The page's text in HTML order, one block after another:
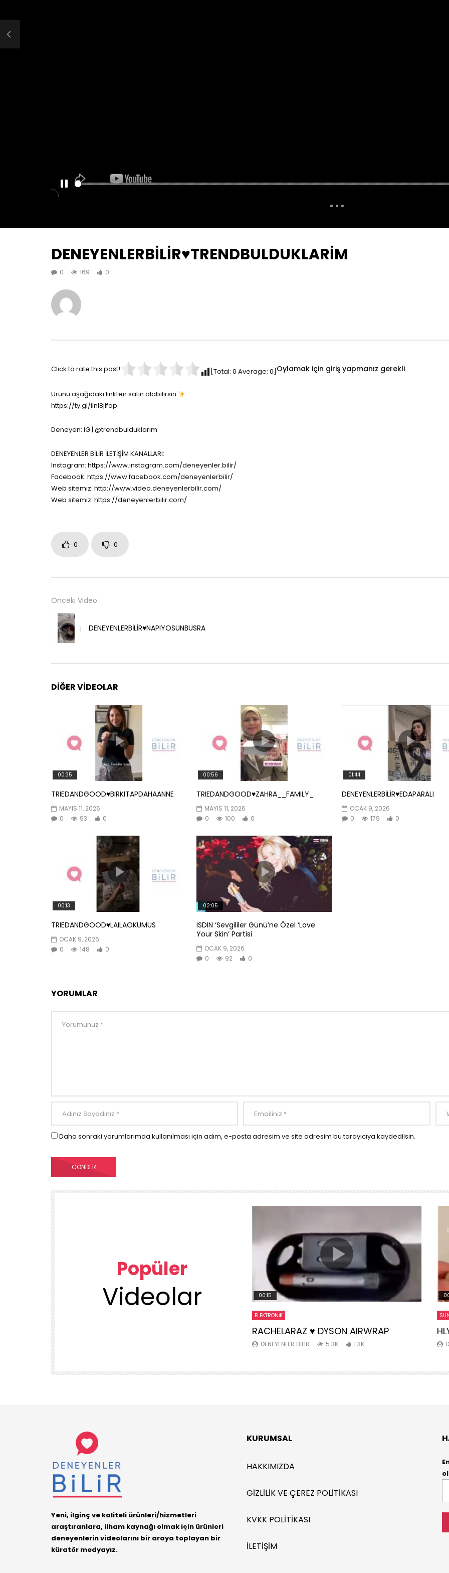
DENEYENLERBİLİR♥️TRENDBULDUKLARİM
0 169 0
Click to rate this post! [Total: 0 Average: 0 Oylamak için giriş yapmanız gerekli
Ürünü aşağıdaki linkten satın alabilirsin
https://ty.gl/ilnl8jlfop
Deneyen: IG | @trendbulduklarim
DENEYENLER BİLİR İLETİŞİM KANALLARI:
Instagram: https://www.instagram.com/deneyenler.bilir/
Facebook: https://www.facebook.com/deneyenlerbilir/
Web sitemiz: http://www.video.deneyenlerbilir.com/
Web sitemiz: https://deneyenlerbilir.com/
0 0
Önceki Video
DENEYENLERBİLİR♥️NAPIYOSUNBUSRA
DIĞER VIDEOLAR
00:35
TRIEDANDGOOD♥️BIRKITAPDAHAANNE
MAYIS 11, 2026
0
93 0
00:56
TRIEDANDGOOD♥️ZAHRA__FAMILY_
MAYIS 11, 2026
0
100 0
01:44
DENEYENLERBİLİR♥️EDAPARALI
OCAK 9, 2026
0
179 0
00:13
TRIEDANDGOOD♥️LAILAOKUMUS
OCAK 9, 2026
0
148 0
02:05
ISDIN ‘Sevgililer Günü’ne Özel ‘Love
Your Skin’ Partisi
OCAK 9, 2026
0
92 0
YORUMLAR
Daha sonraki yorumlarımda kullanılması için adım, e-posta adresim ve site adresim bu tarayıcıya kaydedilsin.
Popüler
Videolar 00:15
ELEKTRONIK
RACHELARAZ ♥️ DYSON AIRWRAP
DENEYENLER BILIR 5.3K 1.3K
Yeni, ilginç ve kaliteli ürünleri/hizmetleri
araştıranlara, ilham kaynağı olmak için ürünleri
deneyenlerin videolarını bir araya toplayan bir
küratör medyayız.
KURUMSAL
HAKKIMIZDA
GIZLILIK VE ÇEREZ POLITIKASI
KVKK POLITIKASI
İLETIŞIM